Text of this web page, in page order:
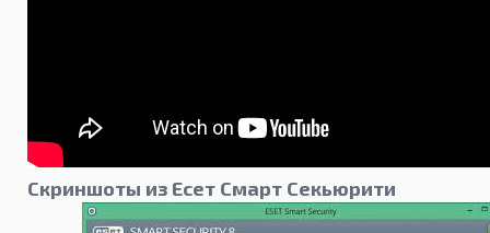
Скриншоты из Есет Смарт Секьюрити